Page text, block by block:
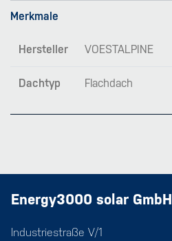
Merkmale
Hersteller VOESTALPINE
Dachtyp Flachdach
Energy3000 solar GmbH
Industriestraße V/1